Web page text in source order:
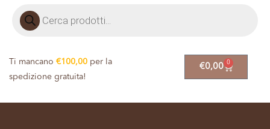
Ti mancano €100,00 per la
spedizione gratuita!
€0,00 0